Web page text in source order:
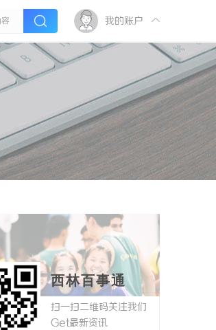
我的账户
西林百事通
扫一扫二维码关注我们
Get最新资讯